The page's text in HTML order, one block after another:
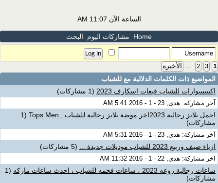
الساعة الآن 11:07 AM
Home مشاركات اليوم البحث
1
2 3 الأخيرة
المواضيع ذات الكلمات الدلالية مع للشباب
اكسسوارات للشباب قبعات اسكارف 2023
(1 مشاركات)
آخر مشاركة: هدى, 23 - 1 - 2016 5:41 AM
اجمل بلايز رجالية 2023اخر موضة بلايز رجالية للشباب , Tops Men
(1
مشاركات)
آخر مشاركة: هدى, 23 - 1 - 2016 5:31 AM
ازياء صيف وربيع 2023 للشباب موديلات جديدة ... (5 مشاركات)
آخر مشاركة: هدى, 22 - 1 - 2016 11:32 AM
ساعات رجالية روعه 2023 ، ساعات فخمه للشباب ، احدث ساعات ماركه
(1
مشاركات)